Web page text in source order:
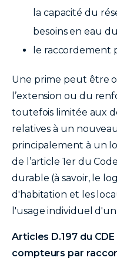
la capacité du
besoins en eau
le raccordement
Une prime peut être
l’extension ou du
toutefois limitée aux
relatives à un
principalement à un
de l’article 1er du
durable (à savoir, le
d'habitation et les
l'usage individuel
Articles D.197 du
compteurs par